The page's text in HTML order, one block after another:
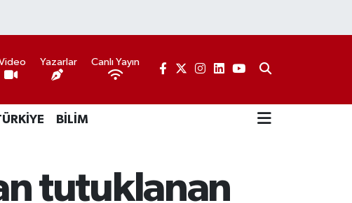
Yazarlar Canlı Yayın
BİLİM
tutuklanan